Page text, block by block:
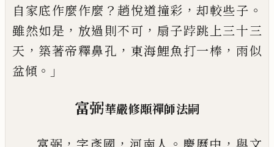
自家底作麼作麼 ？趙悅道撞彩 ，却較些子 。
雖然如是 ， 放過則不可 ， 扇子𨁝跳上三十三
天 ， 築著帝釋鼻孔 ， 東海鯉魚打一棒 ， 雨似
盆傾 。」
富弼華嚴修顒禪師法嗣